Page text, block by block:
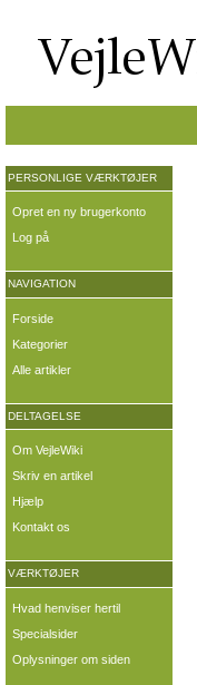
PERSONLIGE VÆRKTØJER
Opret en ny brugerkonto
Log på
NAVIGATION
Forside
Kategorier
Alle artikler
DELTAGELSE
Om VejleWiki
Skriv en artikel
Hjælp
Kontakt os
VÆRKTØJER
Hvad henviser hertil
Specialsider
Oplysninger om siden